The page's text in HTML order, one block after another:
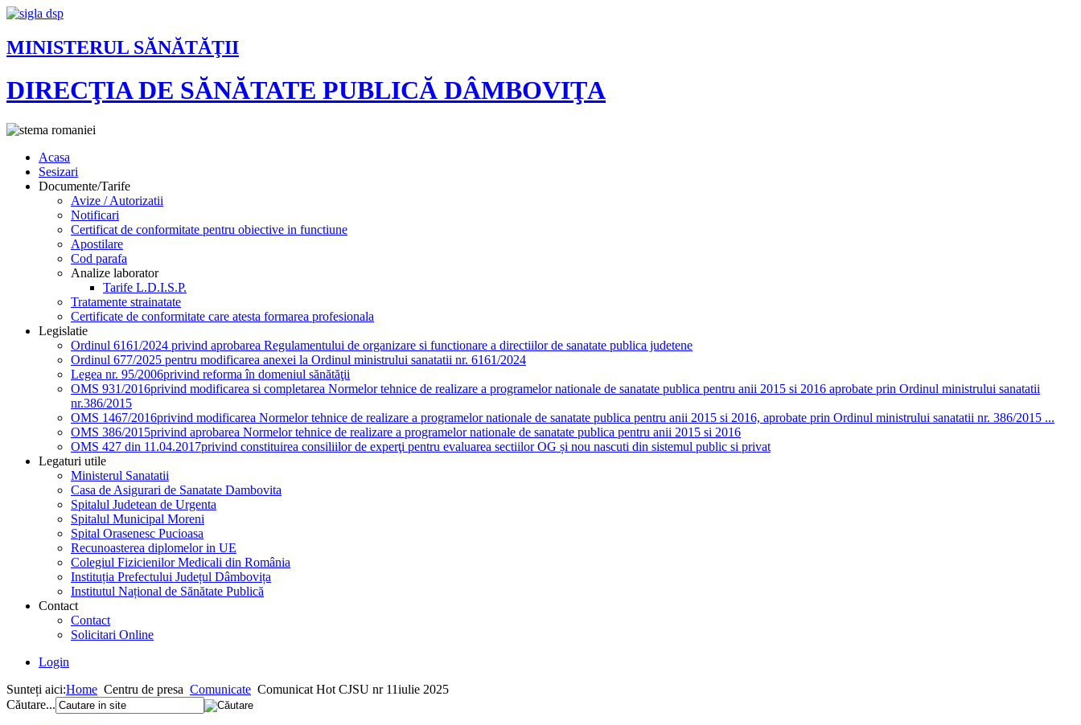
MINISTERUL SĂNĂTĂŢII
DIRECŢIA DE SĂNĂTATE PUBLICĂ DÂMBOVIŢA
Acasa
Sesizari
Documente/Tarife
Avize / Autorizatii
Notificari
Certificat de conformitate pentru obiective in functiune
Apostilare
Cod parafa
Analize laborator
Tarife L.D.I.S.P.
Tratamente strainatate
Certificate de conformitate care atesta formarea profesionala
Legislatie
Ordinul 6161/2024 privind aprobarea Regulamentului de organizare si functionare a directiilor de sanatate publica judetene
Ordinul 677/2025 pentru modificarea anexei la Ordinul ministrului sanatatii nr. 6161/2024
Legea nr. 95/2006privind reforma în domeniul sănătăţii
OMS 931/2016privind modificarea si completarea Normelor tehnice de realizare a programelor nationale de sanatate publica pentru anii 2015 si 2016 aprobate prin Ordinul ministrului sanatatii
nr.386/2015
OMS 1467/2016privind modificarea Normelor tehnice de realizare a programelor nationale de sanatate publica pentru anii 2015 si 2016, aprobate prin Ordinul ministrului sanatatii nr. 386/2015 ...
OMS 386/2015privind aprobarea Normelor tehnice de realizare a programelor nationale de sanatate publica pentru anii 2015 si 2016
OMS 427 din 11.04.2017privind constituirea consiliilor de experţi pentru evaluarea sectiilor OG și nou nascuti din sistemul public si privat
Legaturi utile
Ministerul Sanatatii
Casa de Asigurari de Sanatate Dambovita
Spitalul Judetean de Urgenta
Spitalul Municipal Moreni
Spital Orasenesc Pucioasa
Recunoasterea diplomelor in UE
Colegiul Fizicienilor Medicali din România
Instituția Prefectului Județul Dâmbovița
Institutul Național de Sănătate Publică
Contact
Contact
Solicitari Online
Login
Sunteți aici:Home Centru de presa Comunicate Comunicat Hot CJSU nr 11iulie 2025
Căutare...